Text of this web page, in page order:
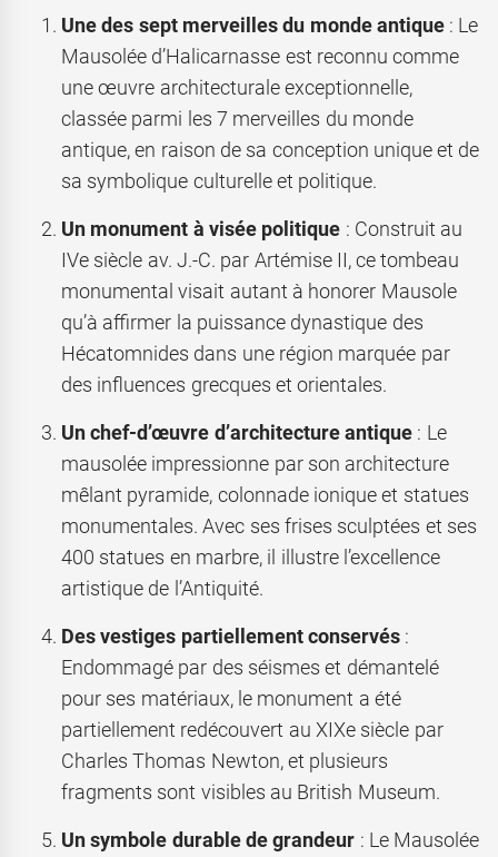
Une des sept merveilles du monde antique: Le
Mausolée d’Halicarnasse est reconnu comme
une œuvre architecturale exceptionnelle,
classée parmi les 7 merveilles du monde
antique, en raison de sa conception unique et de
sa symbolique culturelle et politique.
Un monument à visée politique : Construit au
IVe siècle av. J.-C. par Artémise II, ce tombeau
monumental visait autant à honorer Mausole
qu’à affirmer la puissance dynastique des
Hécatomnides dans une région marquée par
des influences grecques et orientales.
Un chef-d’œuvre d’architecture antique: Le
mausolée impressionne par son architecture
mêlant pyramide, colonnade ionique et statues
monumentales. Avec ses frises sculptées et ses
400 statues en marbre, il illustre l’excellence
artistique de l’Antiquité.
Des vestiges partiellement conservés:
Endommagé par des séismes et démantelé
pour ses matériaux, le monument a été
partiellement redécouvert au XIXe siècle par
Charles Thomas Newton, et plusieurs
fragments sont visibles au British Museum.
Un symbole durable de grandeur : Le Mausolée